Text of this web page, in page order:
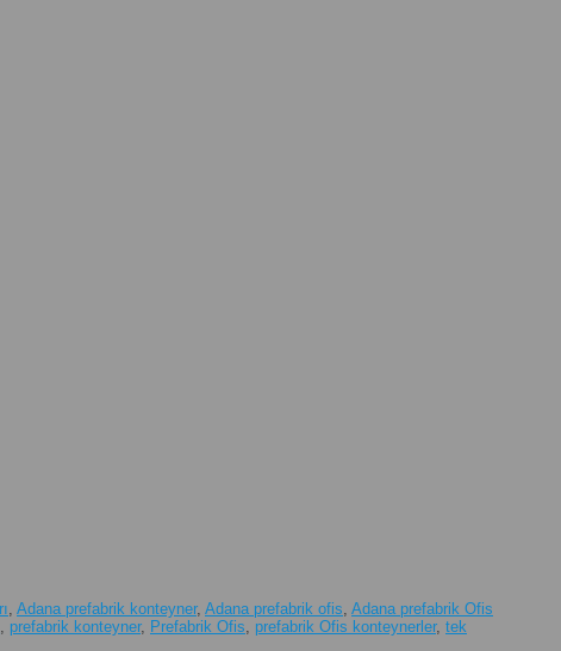
Adana prefabrik konteyner, Adana prefabrik ofis Adana prefabrik Ofis
prefabrik konteyner, Prefabrik Ofis prefabrik Ofis konteynerler, tek